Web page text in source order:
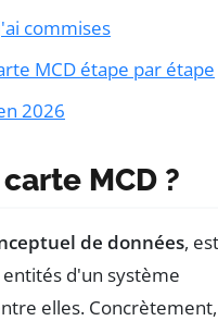
commises
MCD étape par étape
2026
MCD ?
de données,
d'un système
elles.